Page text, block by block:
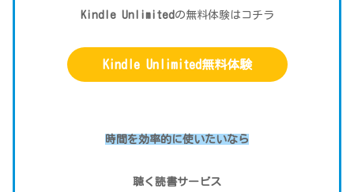
Kindle Unlimited の無料体験はコチラ
Kindle Unlimited無料体験
時間を効率的に使いたいなら
聴く読書サービス